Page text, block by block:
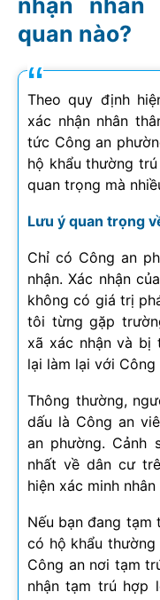
nhận
quan nào?
Theo quy định
xác nhận nhân
tức Công an
hộ khẩu thường
quan trọng mà
Lưu ý quan trọng
Chỉ có Công an
nhận. Xác nhận
không có giá trị
tôi từng gặp
xã xác nhận và bị
lại làm lại với Công
Thông thường,
dấu là Công an
an phường. Cảnh
nhất về dân cư
hiện xác minh
Nếu bạn đang tạm
có hộ khẩu
Công an nơi tạm
nhận tạm trú hợp